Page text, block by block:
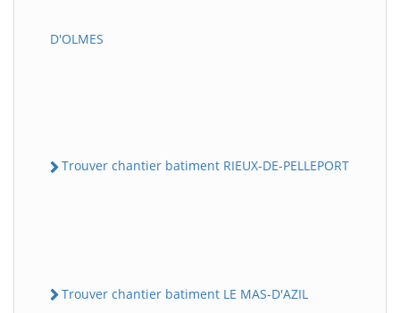
D'OLMES
Trouver chantier batiment RIEUX-DE-PELLEPORT
Trouver chantier batiment LE MAS-D'AZIL